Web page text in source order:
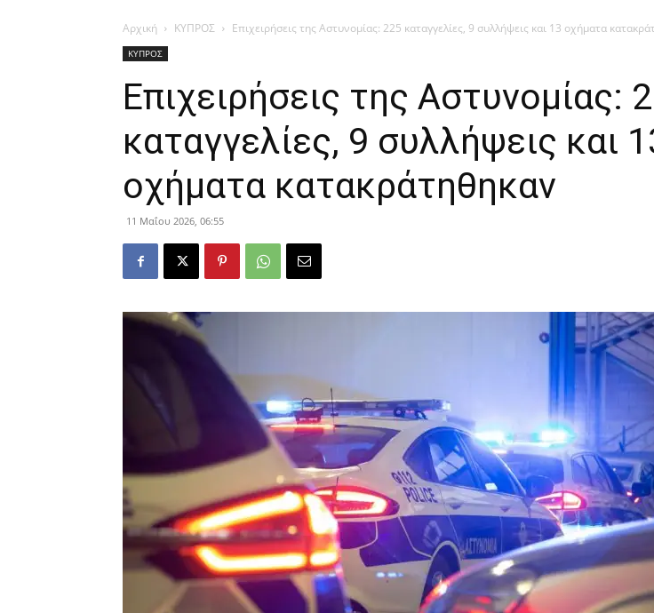
Αρχική ΚΥΠΡΟΣ Επιχειρήσεις της Αστυνομίας: 225 καταγγελίες, 9 συλλήψεις και 13 οχήματα
ΚΥΠΡΟΣ
Επιχειρήσεις της Αστυνομίας:
καταγγελίες, 9 συλλήψεις και
οχήματα κατακράτηθηκαν
11 Μαΐου 2026, 06:55